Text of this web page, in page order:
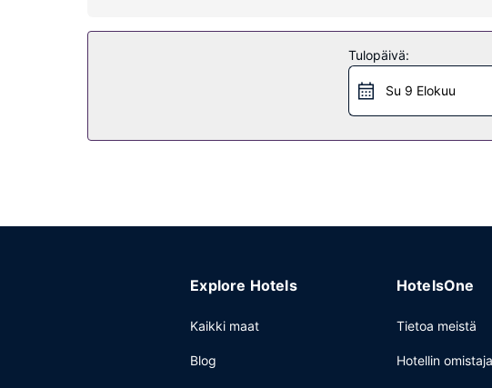
Le Grand Hotel tarjoaa asiakkailleen ravintolan. Hotelli
raikasta juotavaa. Maksullinen buffetaamiainen tarjotaan
Tulopäivä:
Su 9 Elokuu
Explore Hotels
Kaikki maat
Blog
HotelsOne
Tietoa meistä
Hotellin